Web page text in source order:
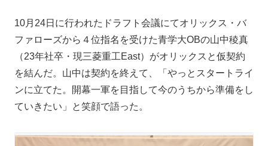
10月24日に行われたドラフト会議にてオリックス・バ
ファローズから４位指名を受けた青学大OBの山中稜真
（23年社卒・現三菱重工East）がオリックスと仮契約
を結んだ。山中は契約を終えて、「やっとスタートライ
ンに立てた。開幕一軍を目指して今のうちから準備をし
ていきたい」と笑顔で語った。